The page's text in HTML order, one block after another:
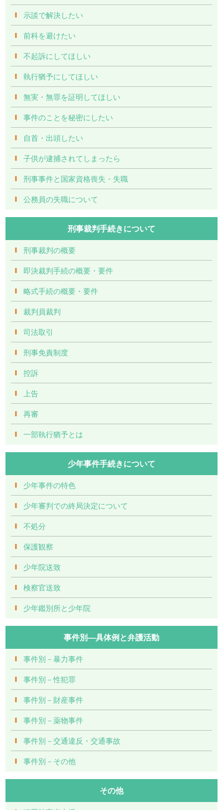
示談で解決したい
前科を避けたい
不起訴にしてほしい
執行猶予にしてほしい
無実・無罪を証明してほしい
事件のことを秘密にしたい
自首・出頭したい
子供が逮捕されてしまったら
刑事事件と国家資格喪失・失職
公務員の失職について
刑事裁判手続きについて
刑事裁判の概要
即決裁判手続の概要・要件
略式手続の概要・要件
裁判員裁判
司法取引
刑事免責制度
控訴
上告
再審
一部執行猶予とは
少年事件手続きについて
少年事件の特色
少年審判での終局決定について
不処分
保護観察
少年院送致
検察官送致
少年鑑別所と少年院
事件別―具体例と弁護活動
事件別－暴力事件
事件別－性犯罪
事件別－財産事件
事件別－薬物事件
事件別－交通違反・交通事故
事件別－その他
その他